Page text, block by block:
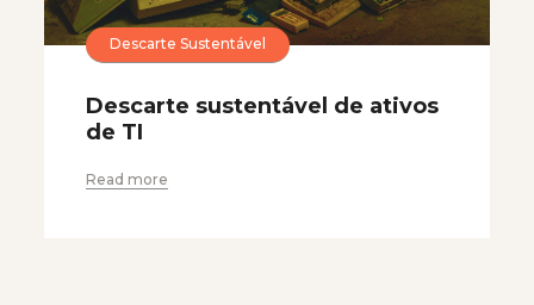
Descarte Sustentável
Descarte sustentável de ativos
de TI
Read more